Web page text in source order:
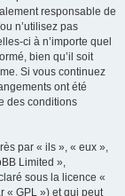
r
h
e
responsable de
n’utilisez pas
ci à n’importe quel
bien qu’il soit
Si vous continuez
ont été
des conditions
par « ils », « eux »,
Limited »,
sous la licence «
« GPL ») et qui peut